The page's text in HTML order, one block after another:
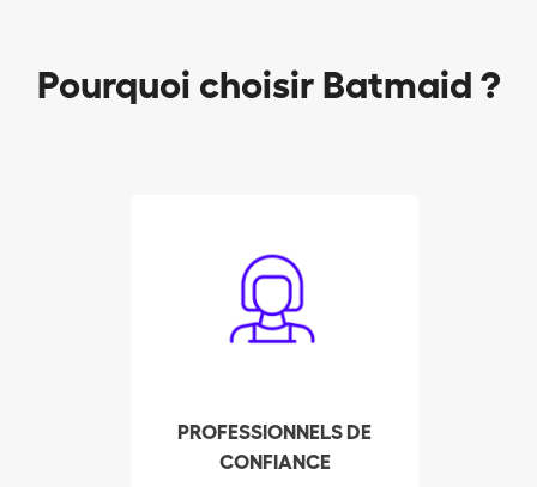
Pourquoi choisir Batmaid ?
PROFESSIONNELS DE
CONFIANCE
sélectionnés de façon
rigoureuse pour vous
assurer un service de
contrôlés afin de
répondre à vos attentes